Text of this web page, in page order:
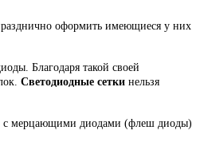
оформить имеющиеся у них
Благодаря такой своей
Светодиодные сетки нельзя
с мерцающими диодами (флеш диоды)